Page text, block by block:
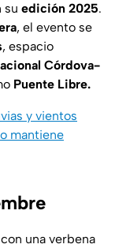
su edición 2025.
, el evento se
, espacio
Córdova-
Puente Libre.
y vientos
mantiene
con una verbena